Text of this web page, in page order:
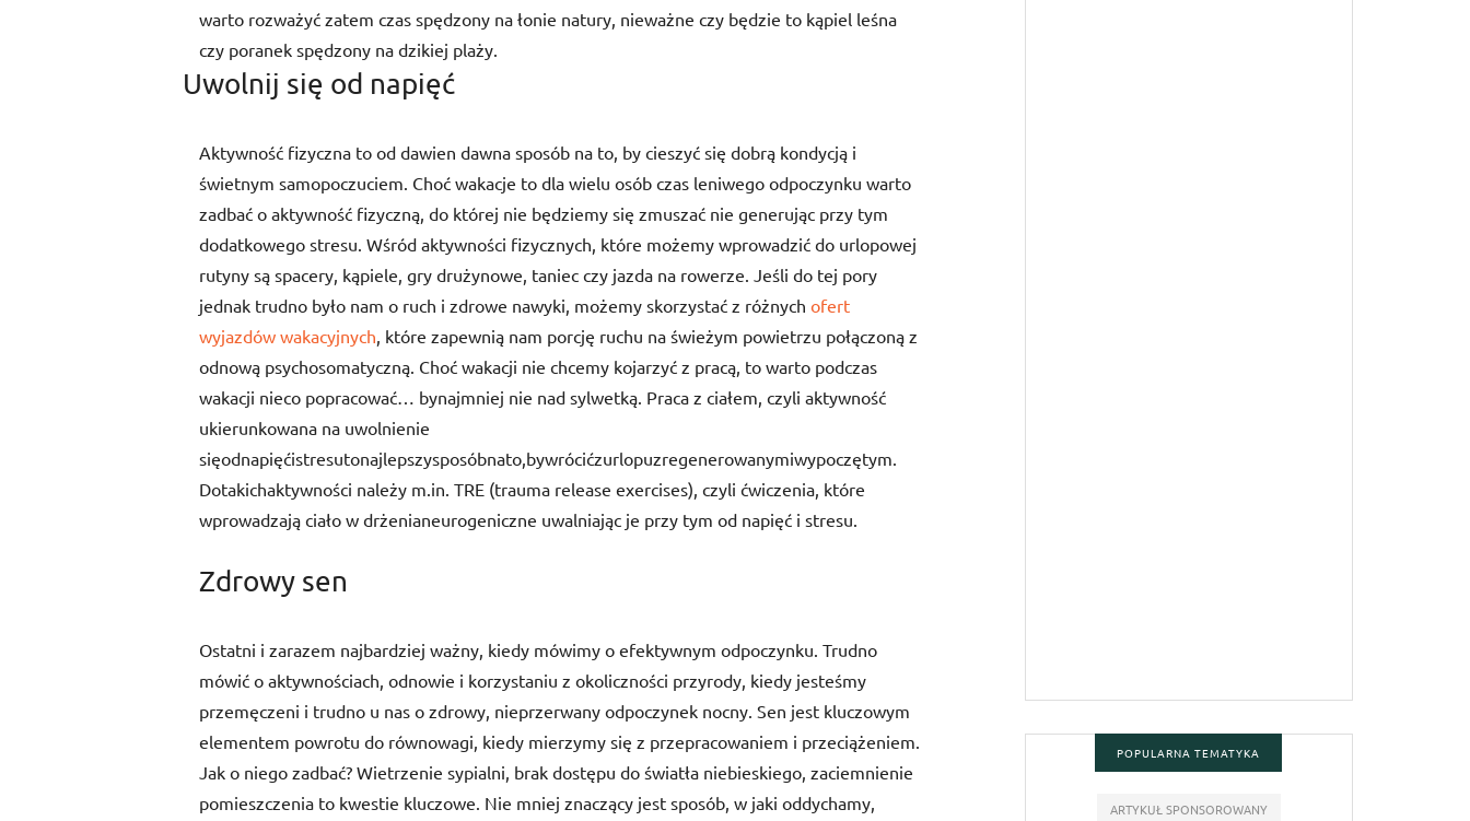
warto rozważyć zatem czas spędzony na łonie natury, nieważne czy będzie to kąpiel leśna
czy poranek spędzony na dzikiej plaży.
Uwolnij się od napięć
Aktywność fizyczna to od dawien dawna sposób na to, by cieszyć się dobrą kondycją i
świetnym samopoczuciem. Choć wakacje to dla wielu osób czas leniwego odpoczynku warto
zadbać o aktywność fizyczną, do której nie będziemy się zmuszać nie generując przy tym
dodatkowego stresu. Wśród aktywności fizycznych, które możemy wprowadzić do urlopowej
rutyny są spacery, kąpiele, gry drużynowe, taniec czy jazda na rowerze. Jeśli do tej pory
jednak trudno było nam o ruch i zdrowe nawyki, możemy skorzystać z różnych ofert
wyjazdów wakacyjnych, które zapewnią nam porcję ruchu na świeżym powietrzu połączoną z
odnową psychosomatyczną. Choć wakacji nie chcemy kojarzyć z pracą, to warto podczas
wakacji nieco popracować… bynajmniej nie nad sylwetką. Praca z ciałem, czyli aktywność
ukierunkowana na uwolnienie
sięodnapięćistresutonajlepszysposóbnato,bywrócićzurlopuzregenerowanymiwypoczętym.
Dotakichaktywności należy m.in. TRE (trauma release exercises), czyli ćwiczenia, które
wprowadzają ciało w drżenianeurogeniczne uwalniając je przy tym od napięć i stresu.
Zdrowy sen
Ostatni i zarazem najbardziej ważny, kiedy mówimy o efektywnym odpoczynku. Trudno
mówić o aktywnościach, odnowie i korzystaniu z okoliczności przyrody, kiedy jesteśmy
przemęczeni i trudno u nas o zdrowy, nieprzerwany odpoczynek nocny. Sen jest kluczowym
elementem powrotu do równowagi, kiedy mierzymy się z przepracowaniem i przeciążeniem.
Jak o niego zadbać? Wietrzenie sypialni, brak dostępu do światła niebieskiego, zaciemnienie
pomieszczenia to kwestie kluczowe. Nie mniej znaczący jest sposób, w jaki oddychamy,
POPULARNA TEMATYKA
ARTYKUŁ SPONSOROWANY